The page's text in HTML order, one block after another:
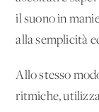
il suono in
alla semplicità
Allo stesso
ritmiche,